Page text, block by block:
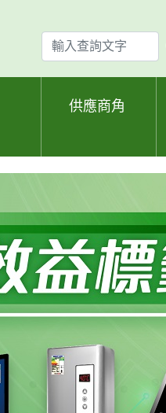
輸
入
查
供應商角